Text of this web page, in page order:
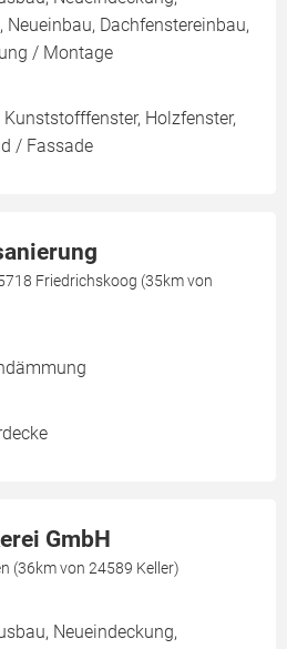
Dachfenstereinbau,
/ Montage
Holzfenster,
/ Fassade
Friedrichskoog (35km von
GmbH
(36km von 24589 Keller)
Neueindeckung,